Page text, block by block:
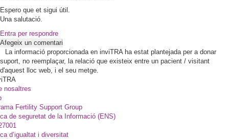
Espero que et sigui útil.
Una salutació.
Entra per respondre
Afegeix un comentari
La informació proporcionada en inviTRA ha estat plantejada per a donar
suport, no reemplaçar, la relació que existeix entre un pacient / visitant
d'aquest lloc web, i el seu metge.
nosaltres
Fertility Support Group
de seguretat de la Informació (ENS)
d’igualtat i diversitat